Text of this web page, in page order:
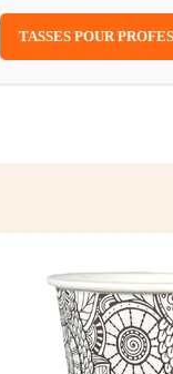
TASSES POUR